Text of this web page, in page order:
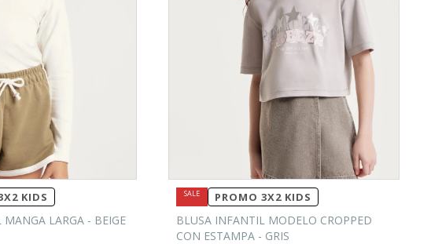
KIDS
LARGA - BEIGE
PROMO 3X2 KIDS
BLUSA INFANTIL MODELO CROPPED
CON ESTAMPA - GRIS